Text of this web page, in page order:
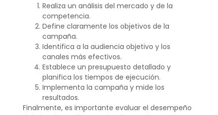
Realiza un análisis del mercado y de la
competencia.
Define claramente los objetivos de la
campaña.
Identifica a la audiencia objetivo y los
canales más efectivos.
Establece un presupuesto detallado y
planifica los tiempos de ejecución.
Implementa la campaña y mide los
resultados.
Finalmente, es importante evaluar el desempeño